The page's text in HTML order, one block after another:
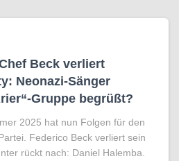
Beck verliert
Neonazi-Sänger
Gruppe begrüßt?
2025 hat nun Folgen für den
Federico Beck verliert sein
rückt nach: Daniel Halemba.